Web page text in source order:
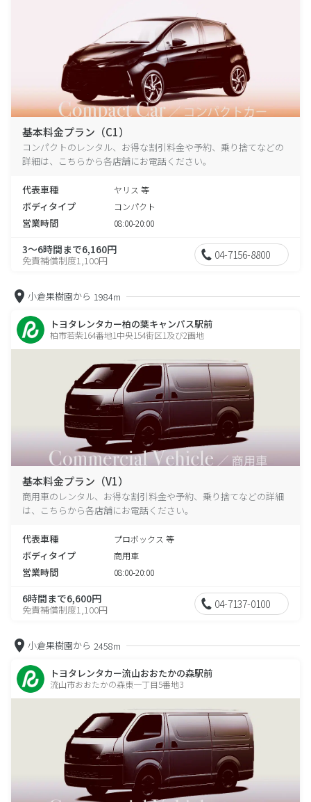
基本料金プラン（C1）
コンパクトのレンタル、お得な割引料金や予約、乗り捨てなどの
詳細は、こちらから各店舗にお電話ください。
代表車種 ヤリス 等
ボディタイプ コンパクト
営業時間 08:00-20:00
3～6時間まで6,160円
免責補償制度1,100円 04-7156-8800
小倉果樹園から 1984m
トヨタレンタカー柏の葉キャンパス駅前
柏市若柴164番地1中央154街区1及び2画地
基本料金プラン（V1）
商用車のレンタル、お得な割引料金や予約、乗り捨てなどの詳細
は、こちらから各店舗にお電話ください。
代表車種 プロボックス 等
ボディタイプ 商用車
営業時間 08:00-20:00
6時間まで6,600円
免責補償制度1,100円 04-7137-0100
小倉果樹園から 2458m
トヨタレンタカー流山おおたかの森駅前
流山市おおたかの森東一丁目5番地3